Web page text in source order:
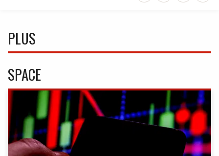
PLUS
SPACE